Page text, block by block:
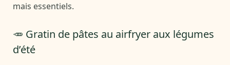
mais essentiels.
🥕 Gratin de pâtes au airfryer aux légumes
d’été